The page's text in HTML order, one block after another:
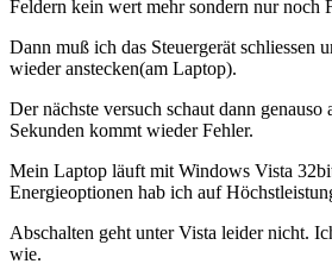
Feldern kein wert mehr sondern nur noch
Dann muß ich das Steuergerät schliessen
wieder anstecken(am Laptop).
Der nächste versuch schaut dann genauso
Sekunden kommt wieder Fehler.
Mein Laptop läuft mit Windows Vista
Energieoptionen hab ich auf
Abschalten geht unter Vista leider nicht.
wie.